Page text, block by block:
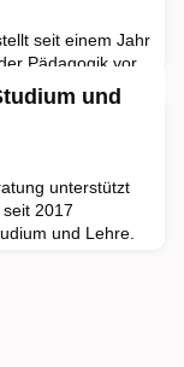
seit einem Jahr
Pädagogik vor
die
Auf
und gezielt über
übert
und
unterstützt
2017
und Lehre.